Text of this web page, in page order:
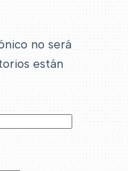
no será
están